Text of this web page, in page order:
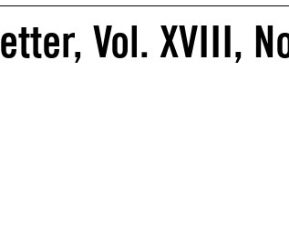
Vol. XVIII,